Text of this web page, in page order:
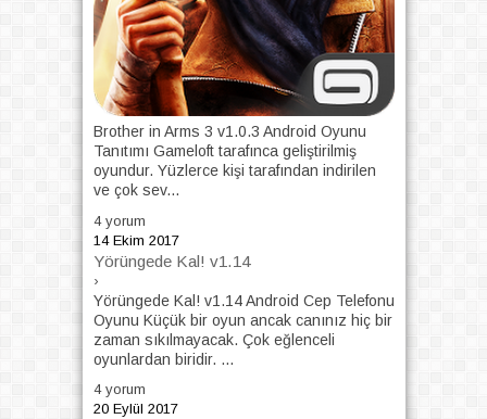
Brother in Arms 3 v1.0.3 Android Oyunu
Tanıtımı Gameloft tarafınca geliştirilmiş
oyundur. Yüzlerce kişi tarafından indirilen
ve çok sev...
4 yorum
14 Ekim 2017
Yörüngede Kal! v1.14
›
Yörüngede Kal! v1.14 Android Cep Telefonu
Oyunu Küçük bir oyun ancak canınız hiç bir
zaman sıkılmayacak. Çok eğlenceli
oyunlardan biridir. ...
4 yorum
20 Eylül 2017